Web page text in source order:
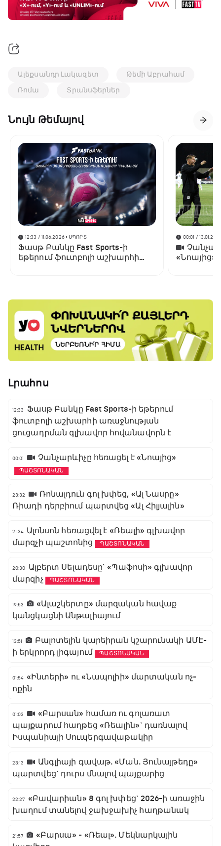
Ալեքսանդր Լակազետ
Թեմի Աբրահամ
Ռոմա
Տրանսֆերներ
Նույն Թեմայով
12:33 / 11.06.2026• ՍՊՈՐՏ
Ֆասթ Բանկը Fast Sports-ի
եթերում ֆուտբոլի աշխարհի
00:01 /
«Նոայից»
Լրահոս
12:33
Ֆասթ Բանկը Fast Sports-ի եթերում
ֆուտբոլի աշխարհի առաջնության
ցուցադրման գլխավոր հովանավորն է
00:01 Չանչարևիչը հեռացել է «Նոայից»
ՊԱՇՏՈՆԱԿԱՆ
23:32
Ռոնալդուն գոլ խփեց, «Ալ Նասրը»
Ռիադի դերբիում պարտվեց «Ալ Հիլյալին»
21:34 Ալոնսոն հեռացվել է «Ռեալի» գլխավոր
մարզչի պաշտոնից
ՊԱՇՏՈՆԱԿԱՆ
20:30
Ալբերտ Սելադեսը` «Պաֆոսի» գլխավոր
մարզիչ
ՊԱՇՏՈՆԱԿԱՆ
19:53
«Ալաշկերտը» մարզական հավաք
կանցկացնի Անթալիայում
13:51
Բալոտելին կարեիրան կշարունակի ԱՄԷ-
ի երկրորդ լիգայում
ՊԱՇՏՈՆԱԿԱՆ
01:54 «Ինտերի» ու «Նապոլիի» մարտական ոչ-
ոքին
01:03
«Բարսան» համառ ու գոլառատ
պայքարում հաղթեց «Ռեալին»` դառնալով
Իսպանիայի Սուպերգավաթակիր
23:13
Անգլիայի գավաթ. «Ման. Յունայթեդը»
պարտվեց` դուրս մնալով պայքարից
22:27 «Բավարիան» 8 գոլ խփեց` 2026-ի առաջին
խաղում տանելով ջախջախիչ հաղթանակ
21:57
«Բարսա» - «Ռեալ». Մեկնարկային